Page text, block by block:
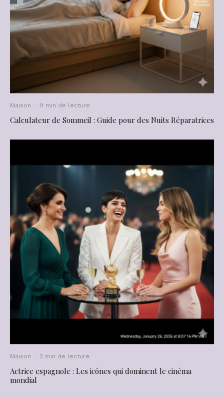
Maison · 11 min de lecture
Calculateur de Sommeil : Guide pour des Nuits Réparatrices
Maison · 2 min de lecture
Actrice espagnole : Les icônes qui dominent le cinéma
mondial